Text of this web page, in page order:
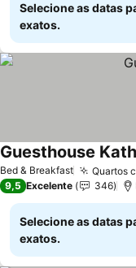
Selecione as datas
exatos.
Bed & Breakfast Quartos
Guesthouse
9,5 Excelente 346
Selecione as datas
exatos.